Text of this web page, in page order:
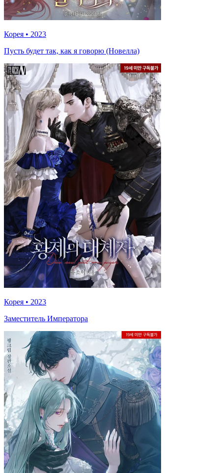
Корея • 2023
Пусть будет так, как я говорю (Новелла)
Корея • 2023
Заместитель Императора